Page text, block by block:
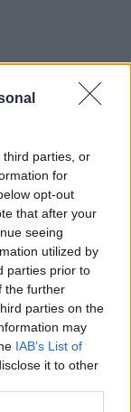
third parties, or
for
opt-out
that after your
seeing
utilized by
parties prior to
the further
parties on the
may
IAB’s List of
it to other
Ευζώνους:
από
βιομετρικών
η διέλευση